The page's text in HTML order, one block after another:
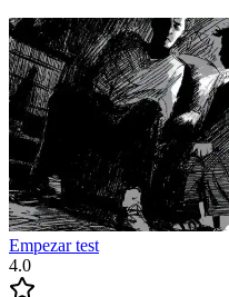
Empezar test
4.0